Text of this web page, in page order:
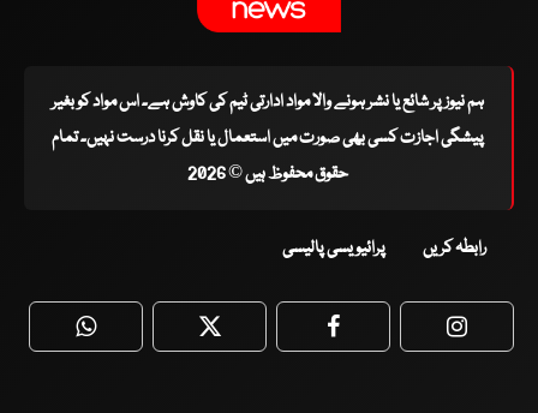
ہم نیوز پر شائع یا نشر ہونے والا مواد ادارتی ٹیم کی کاوش ہے۔ اس مواد کو بغیر
پیشگی اجازت کسی بھی صورت میں استعمال یا نقل کرنا درست نہیں۔ تمام
حقوق محفوظ ہیں © 2026
رابطہ کریں پرائیویسی پالیسی
WhatsApp Twitter Facebook